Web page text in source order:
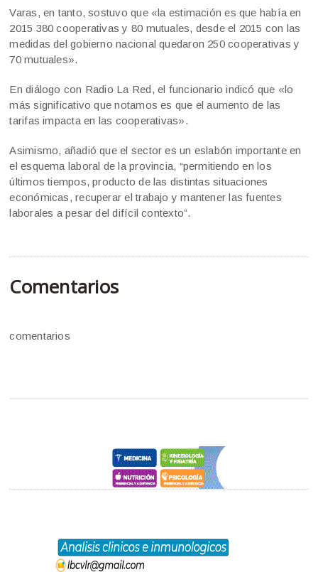
Varas, en tanto, sostuvo que «la estimación es que había en
2015 380 cooperativas y 80 mutuales, desde el 2015 con las
medidas del gobierno nacional quedaron 250 cooperativas y
70 mutuales».
En diálogo con Radio La Red, el funcionario indicó que «lo
más significativo que notamos es que el aumento de las
tarifas impacta en las cooperativas».
Asimismo, añadió que el sector es un eslabón importante en
el esquema laboral de la provincia, “permitiendo en los
últimos tiempos, producto de las distintas situaciones
económicas, recuperar el trabajo y mantener las fuentes
laborales a pesar del difícil contexto”.
Comentarios
comentarios